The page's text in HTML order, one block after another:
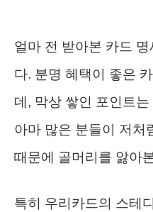
얼마 전 받아본 카드
다. 분명 혜택이 좋은
데, 막상 쌓인 포인트
아마 많은 분들이 저처
때문에 골머리를 앓아
특히 우리카드의 스테